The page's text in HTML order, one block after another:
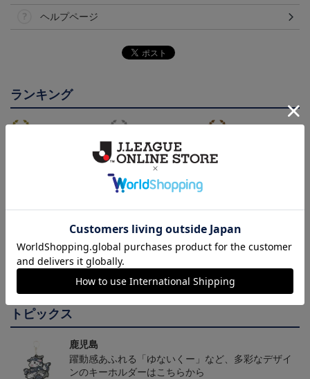
ヘルプページ
ランキング
鹿児島ユナイテッドFC
バクーダ タオルマフラ
26/27オーセンティックユ
ニフォーム（FP1st）
バクーダ Tシャツ BLACK
トピックス
鹿児島
躍動感あふれる「ゆないくー」など、多彩なデザイ
ンのキーホルダーはこちらから